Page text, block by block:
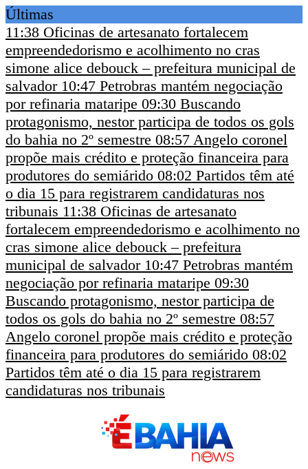
Últimas
11:38 Oficinas de artesanato fortalecem
empreendedorismo e acolhimento no cras
simone alice debouck – prefeitura municipal de
salvador 10:47 Petrobras mantém negociação
por refinaria mataripe 09:30 Buscando
protagonismo, nestor participa de todos os gols
do bahia no 2º semestre 08:57 Angelo coronel
propõe mais crédito e proteção financeira para
produtores do semiárido 08:02 Partidos têm até
o dia 15 para registrarem candidaturas nos
tribunais 11:38 Oficinas de artesanato
fortalecem empreendedorismo e acolhimento no
cras simone alice debouck – prefeitura
municipal de salvador 10:47 Petrobras mantém
negociação por refinaria mataripe 09:30
Buscando protagonismo, nestor participa de
todos os gols do bahia no 2º semestre 08:57
Angelo coronel propõe mais crédito e proteção
financeira para produtores do semiárido 08:02
Partidos têm até o dia 15 para registrarem
candidaturas nos tribunais